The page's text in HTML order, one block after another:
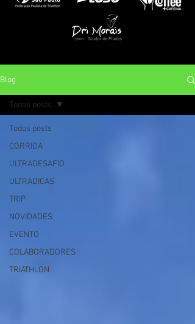
Blog
Todos posts
CORRIDA
ULTRADESAFIO
ULTRADICAS
TRIP
NOVIDADES
EVENTO
COLABORADORES
TRIATHLON
Todos posts